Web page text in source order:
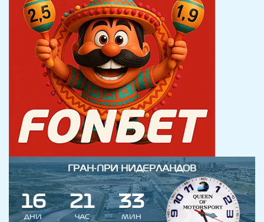
ГРАН-ПРИ НИДЕРЛАНДОВ
16
ДНИ
21
ЧАС
33
МИН